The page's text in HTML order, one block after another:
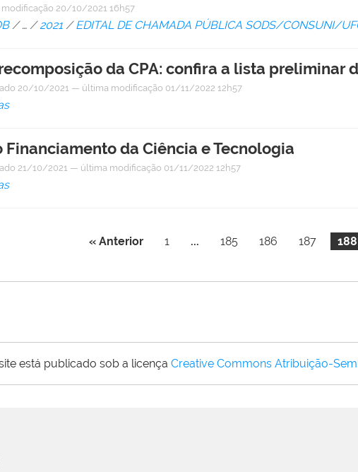
20/10/2021 16h57
/…/2021 /EDITAL DE CHAMADA PÚBLICA SODS/CONSUNI/
da CPA: confira a lista preliminar
20/10/2021 — última modificação 01/11/2022 12h57
Financiamento da Ciência e Tecnologia
21/10/2021 — última modificação 01/11/2022 12h57
« Anterior 1 ... 185 186 187 188
está publicado sob a licença Creative Commons Atribuição-